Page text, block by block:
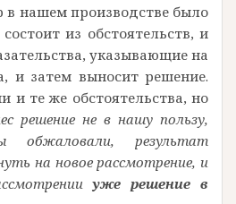
в нашем производстве было
из обстоятельств, и
указывающие на
и затем выносит решение.
и те же обстоятельства, но
решение не в нашу пользу,
результат
на новое рассмотрение, и
уже решение в